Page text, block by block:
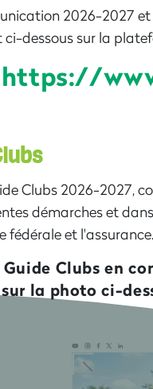
2026-2027
dessous sur la
https://
Clubs 2026-2027,
démarches et
fédérale et l'assurance.
Guide Clubs en
la photo ci-